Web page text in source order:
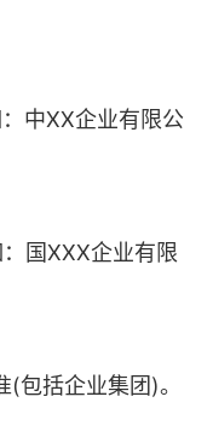
中XX企业有限公
国XXX企业有限
包括企业集团)。